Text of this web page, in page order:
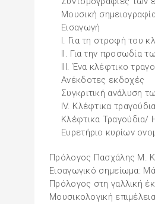
Μουσική
Εισαγωγή
Ι. Για τη στροφή του
II. Για την προσωδία
III. Ένα κλέφτικο
Ανέκδοτες εκδοχές
Συγκριτική ανάλυση
IV. Κλέφτικα
Κλέφτικα Τραγούδια/
Ευρετήριο κυρίων
Πρόλογος Πασχάλης Μ.
Εισαγωγικό σημείωμα:
Πρόλογος στη γαλλική
Μουσικολογική